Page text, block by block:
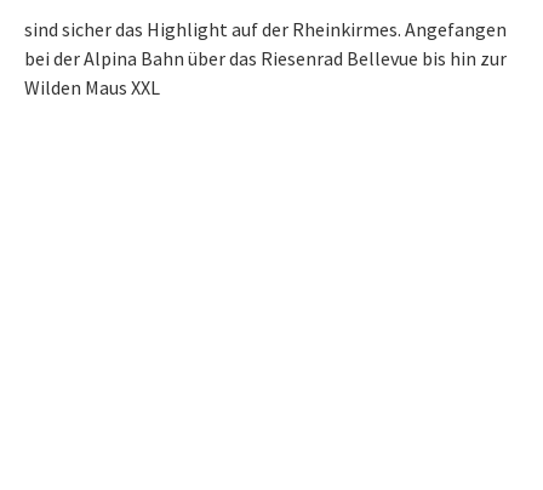
sind sicher das Highlight auf der Rheinkirmes. Angefangen
bei der Alpina Bahn über das Riesenrad Bellevue bis hin zur
Wilden Maus XXL